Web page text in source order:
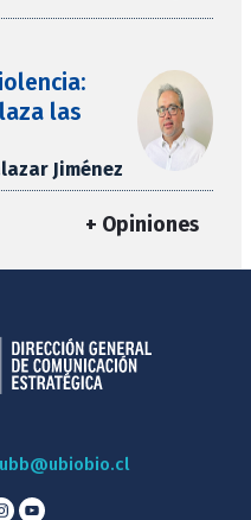
las
Jiménez
+ Opiniones